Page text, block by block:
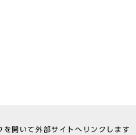
開いて外部サイトへリンクします